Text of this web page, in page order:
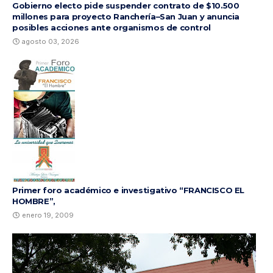
Gobierno electo pide suspender contrato de $10.500
millones para proyecto Ranchería–San Juan y anuncia
posibles acciones ante organismos de control
agosto 03, 2026
Primer foro académico e investigativo “FRANCISCO EL
HOMBRE”,
enero 19, 2009